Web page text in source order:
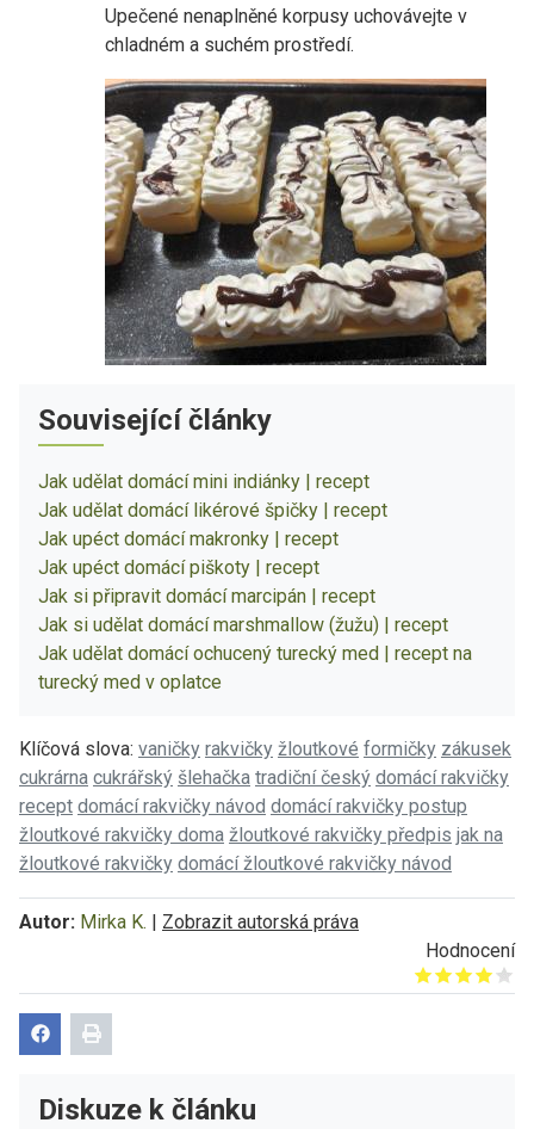
Upečené nenaplněné korpusy uchovávejte v
chladném a suchém prostředí.
Související články
Jak udělat domácí mini indiánky | recept
Jak udělat domácí likérové špičky | recept
Jak upéct domácí makronky | recept
Jak upéct domácí piškoty | recept
Jak si připravit domácí marcipán | recept
Jak si udělat domácí marshmallow (žužu) | recept
Jak udělat domácí ochucený turecký med | recept na
turecký med v oplatce
Klíčová slova: vaničky rakvičky žloutkové formičky zákusek
cukrárna cukrářský šlehačka tradiční český domácí rakvičky
recept domácí rakvičky návod domácí rakvičky postup
žloutkové rakvičky doma žloutkové rakvičky předpis jak na
žloutkové rakvičky domácí žloutkové rakvičky návod
Autor: Mirka K. | Zobrazit autorská práva
Hodnocení
Give it 1/5
Give it 2/5
Give it 3/5
Give it 4/5
Give it 5/5
Diskuze k článku